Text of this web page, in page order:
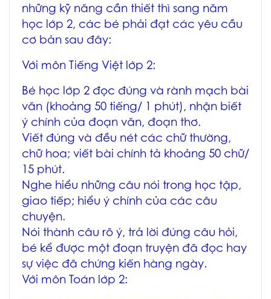
những kỹ năng cần thiết thì sang năm
học lớp 2, các bé phải đạt các yêu cầu
cơ bản sau đây:
Với môn Tiếng Việt lớp 2:
Bé học lớp 2 đọc đúng và rành mạch bài
văn (khoảng 50 tiếng/ 1 phút), nhận biết
ý chính của đoạn văn, đoạn thơ.
Viết đúng và đều nét các chữ thường,
chữ hoa; viết bài chính tả khoảng 50 chữ/
15 phút.
Nghe hiểu những câu nói trong học tập,
giao tiếp; hiểu ý chính của các câu
chuyện.
Nói thành câu rõ ý, trả lời đúng câu hỏi,
bé kể được một đoạn truyện đã đọc hay
sự việc đã chứng kiến hàng ngày.
Với môn Toán lớp 2: